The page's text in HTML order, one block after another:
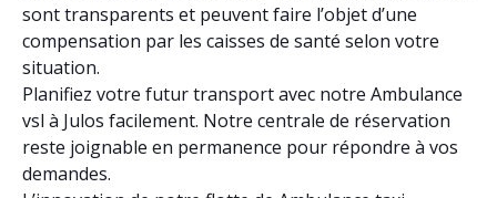
sont transparents et peuvent faire l’objet d’une
compensation par les caisses de santé selon votre
situation.
Planifiez votre futur transport avec notre Ambulance
vsl à Julos facilement. Notre centrale de réservation
reste joignable en permanence pour répondre à vos
demandes.